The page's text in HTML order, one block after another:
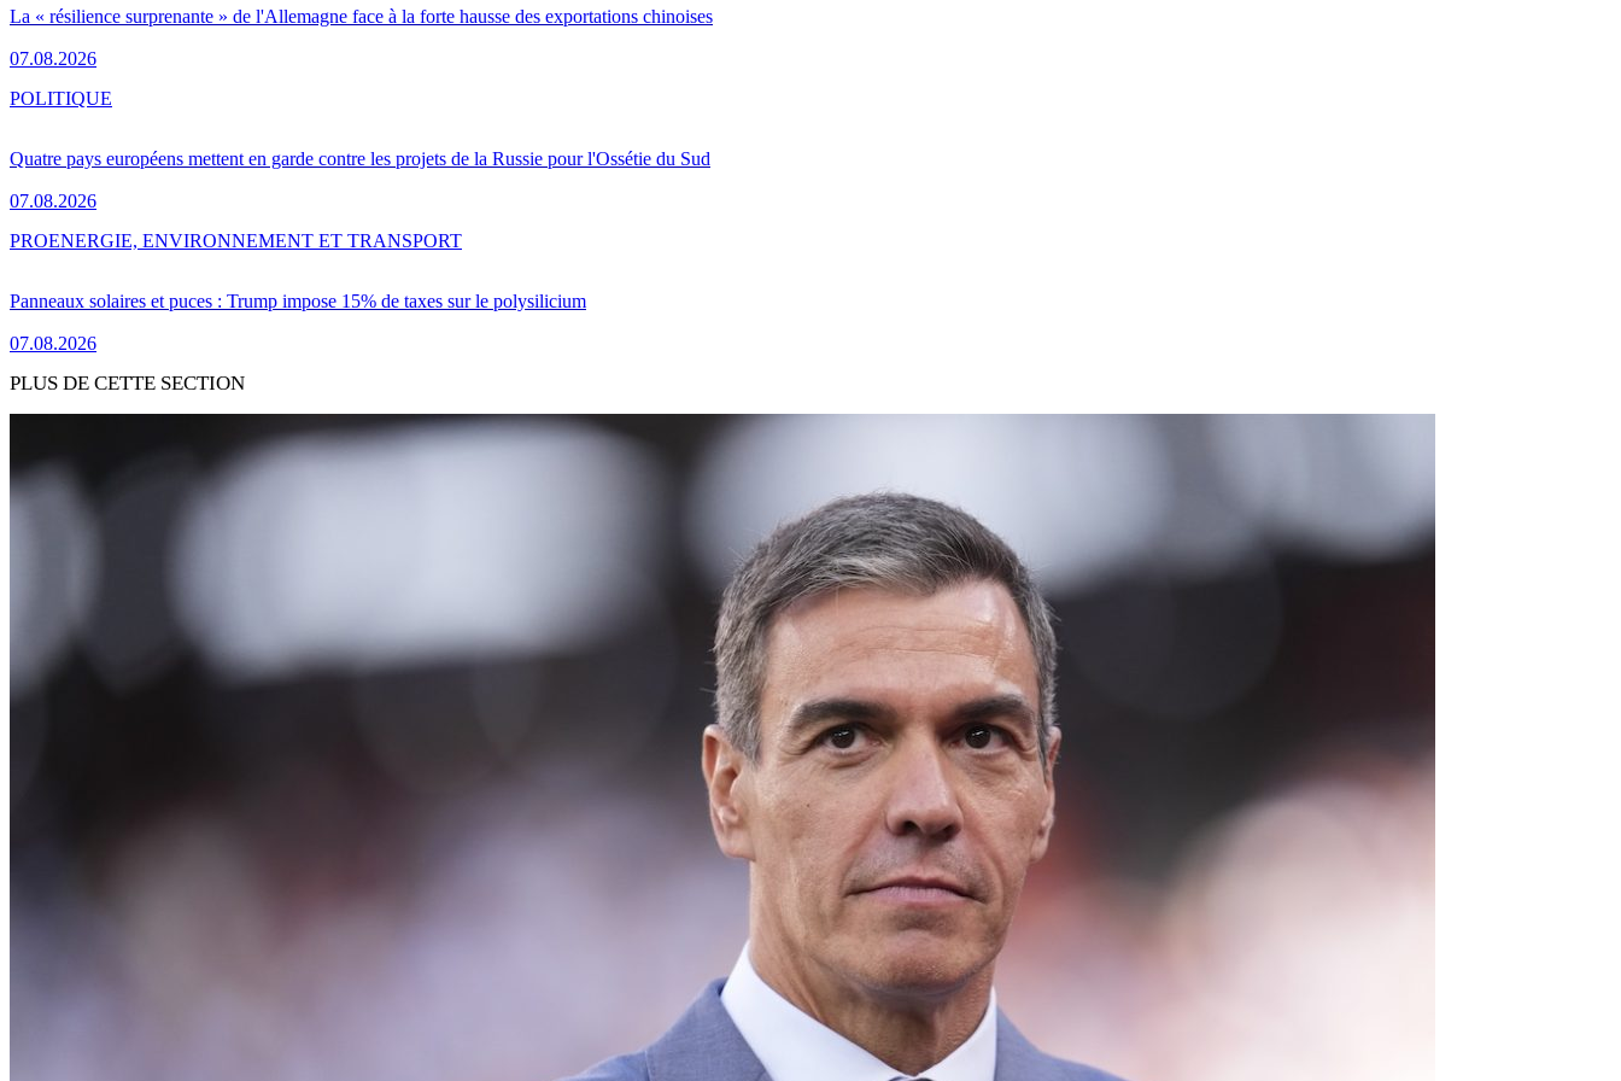
La « résilience surprenante » de l'Allemagne face à la forte hausse des exportations chinoises
07.08.2026
Quatre pays européens mettent en garde contre les projets de la Russie pour l'Ossétie du Sud
07.08.2026
POLITIQUE
Panneaux solaires et puces : Trump impose 15% de taxes sur le polysilicium
07.08.2026
PROENERGIE, ENVIRONNEMENT ET TRANSPORT
PLUS DE CETTE SECTION